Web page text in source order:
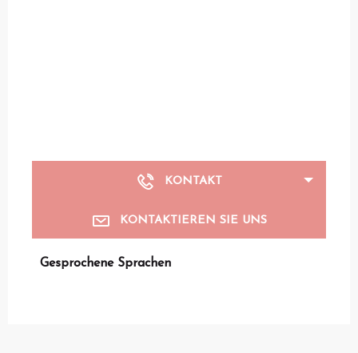
KONTAKT
KONTAKTIEREN SIE UNS
Gesprochene Sprachen
Gesprochene Sprachen